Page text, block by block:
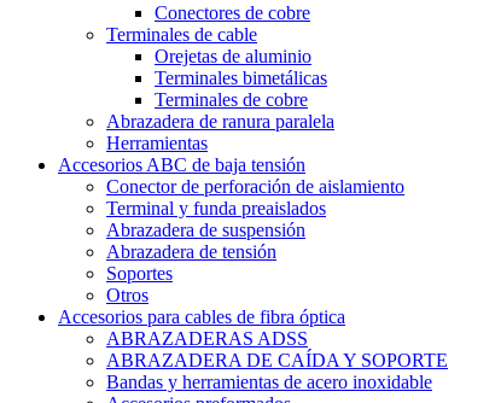
Conectores de cobre
Terminales de cable
Orejetas de aluminio
Terminales bimetálicas
Terminales de cobre
Abrazadera de ranura paralela
Herramientas
Accesorios ABC de baja tensión
Conector de perforación de aislamiento
Terminal y funda preaislados
Abrazadera de suspensión
Abrazadera de tensión
Soportes
Otros
Accesorios para cables de fibra óptica
ABRAZADERAS ADSS
ABRAZADERA DE CAÍDA Y SOPORTE
Bandas y herramientas de acero inoxidable